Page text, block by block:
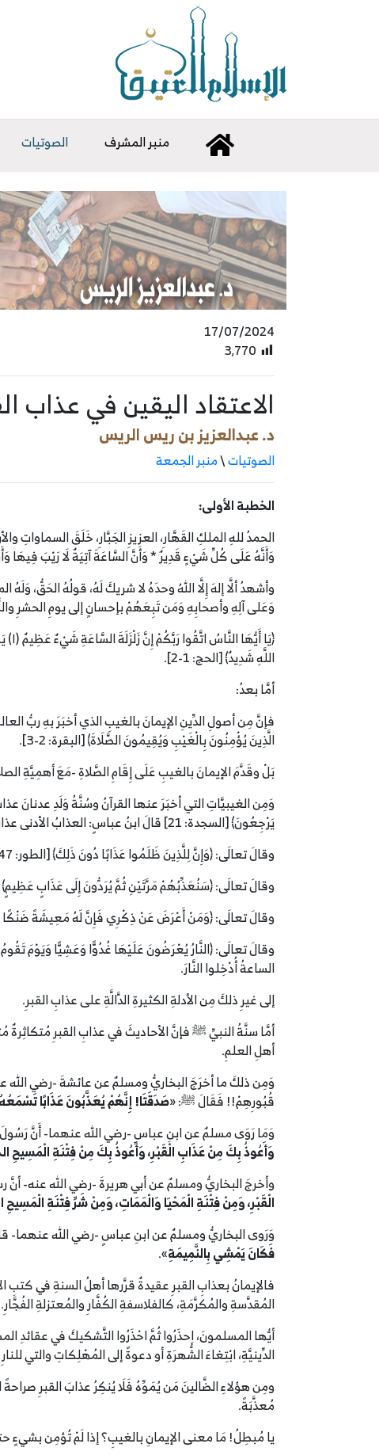
منبر المشرف الصوتيات
17/07/2024
3٬770
الاعتقاد اليقين في عذاب
د. عبدالعزيز بن ريس الريس
الصوتيات\منبر الجمعة
الخطبة الأولى:
الحمدُ للهِ الملكِ القَهَّارِ، العزيزِ الجَبَّارِ، خَلَقَ
وَأَنَّهُ عَلَى كُلِّ شَيْءٍ قَدِيرٌ * وَأَنَّ السَّاعَةَ آتِيَةٌ لَا رَيْبَ فِيهَا وَأَنَّ
وأشهدُ ألَّا إلهَ إِلَّا اللهُ وحدَهُ لا شريكَ لَهُ، قولُهُ الحَقُّ،
وَعَلى آلِهِ وأصحابِهِ وَمَن تَبِعَهُمْ بإحسانٍ إلى يومِ الحشرِ
اللَّهِ شَدِيدٌ﴾ [الحج: 1-2].
أمَّا بعدُ:
الَّذِينَ يُؤْمِنُونَ بِالْغَيْبِ وَيُقِيمُونَ الصَّلَاةَ﴾ [البقرة: 2-3].
بَلْ وقَدَّمَ الإيمانَ بالغيبِ عَلَى إِقَامِ الصَّلاةِ -مَعَ أهمِيَّةِ
وَمِن الغيبيَّاتِ التي أخبَرَ عنها القرآنُ وسُنَّةُ وَلَدِ عدنانَ
يَرْجِعُونَ﴾ [السجدة: 21] قالَ ابنُ عباسٍ: العذابُ الأدنى عذابُ القبرِ.
وقالَ تعالَى: ﴿وَإِنَّ لِلَّذِينَ ‌ظَلَمُوا ‌عَذَابًا ‌دُونَ ذَلِكَ﴾ [الطور: 47] قالَ البَرَاءُ: عذابُ القبرِ.
وقالَ تعالَى: ﴿‌سَنُعَذِّبُهُمْ ‌مَرَّتَيْنِ ثُمَّ يُرَدُّونَ إِلَى عَذَابٍ عَظِيمٍ﴾ [التوبة: 101] قالَ قتادةُ والرَّبيعُ بنُ
وقالَ تعالَى: ﴿‌وَمَنْ ‌أَعْرَضَ ‌عَنْ ذِكْرِي فَإِنَّ لَهُ مَعِيشَةً ضَنْكًا وَنَحْشُرُهُ يَوْمَ الْقِيَامَةِ
الساعةُ أُدْخِلوا النَّارَ.
إلى غيرِ ذلكَ مِن الأدلةِ الكثيرةِ الدَّالَّةِ على عذابِ القبرِ.
أمَّا سنَّةُ النبيِّ ﷺ فإنَّ الأحاديثَ في عذابِ القبرِ مُتكاثِرةٌ
أهلِ العلمِ.
وَمِن ذلكَ ما أخرَجَ البخاريُّ ومسلمٌ عن عائشةَ -رضي الله
قُبُورِهِمْ!! فَقَالَ ﷺ: «صَدَقَتَا! إِنَّهُمْ يُعَذَّبُونَ عَذَابًا تَسْمَعُهُ
وَمَا رَوَى مسلمٌ عن ابنِ عباسٍ -رضي الله عنهما- أَنَّ
وَأَعُوذُ بِكَ مِنْ‌عَذَابِ‌الْقَبْرِ، وَأَعُوذُ بِكَ مِنْ فِتْنَةِ الْمَسِيحِ
وأخرجَ البخاريُّ ومسلمٌ عن أبي هريرةَ -رضي الله عنه-
‌الْقَبْرِ، وَمِنْ فِتْنَةِ الْمَحْيَا وَالْمَمَاتِ، وَمِنْ شَرِّ فِتْنَةِ الْمَسِيحِ
وَرَوى البخاريُّ ومسلمٌ عن ابنِ عباسٍ -رضي الله عنهما-
فَكَانَ يَمْشِي بِالنَّمِيمَةِ».
فالإيمانُ بعذابِ القبرِ عقيدةٌ قرَّرها أهلُ السنةِ في كتبِ
المُقدَّسةِ والمُكرَّمَةِ، كالفلاسفةِ الكُفَّارِ والمُعتزلةِ الفُجَّارِ.
أيُّها المسلمونَ، اِحذَرُوا ثُمَّ احْذَرُوا التَّشكيكَ في عقائدِ
الدِّينيَّةِ، ابْتِغاءَ الشُّهرَةِ أو دعوةً إلى المُهْلِكاتِ والتي
ومِن هؤلاءِ الضَّالينَ مَن يُمَوِّهُ فَلَا يُنكِرُ عذابَ القبرِ صراحةً
مُعذَّبَةً.
يا مُبطِلُ! مَا معنى الإيمانِ بالغيبِ؟ إذا لَمْ تُؤمِن بشيءٍ